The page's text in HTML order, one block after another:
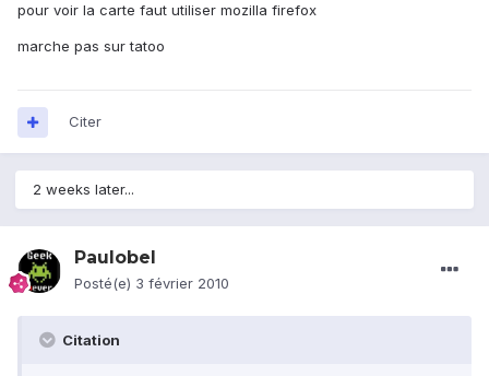
pour voir la carte faut utiliser mozilla firefox
marche pas sur tatoo
Citer
2 weeks later...
Paulobel
Posté(e) 3 février 2010
Citation